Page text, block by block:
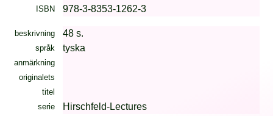
ISBN
978-3-8353-1262-3
beskrivning 48 s.
språk tyska
anmärkning
originalets
titel
serie
Hirschfeld-Lectures